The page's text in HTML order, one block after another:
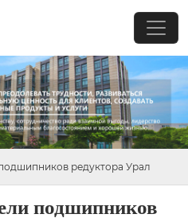
редуктора Урал
подшипников